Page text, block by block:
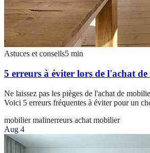
Astuces et conseils5 min
5 erreurs à éviter lors de l'achat
Ne laissez pas les pièges de l'achat de
Voici 5 erreurs fréquentes à éviter pour un
mobilier malinerreurs achat mobilier
Aug 4